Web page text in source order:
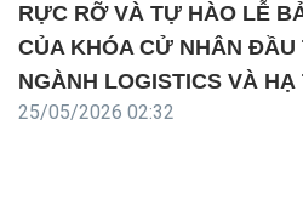
RỰC RỠ VÀ TỰ HÀO LỄ
CỦA KHÓA CỬ NHÂN ĐẦU
NGÀNH LOGISTICS VÀ
25/05/2026 02:32